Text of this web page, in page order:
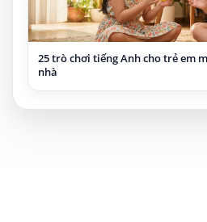
25 trò chơi tiếng Anh cho trẻ em
nhà